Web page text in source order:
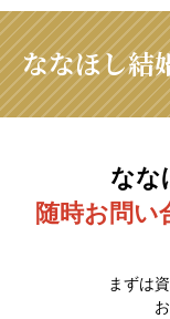
ななほし結
なな
随時お問い
まずは